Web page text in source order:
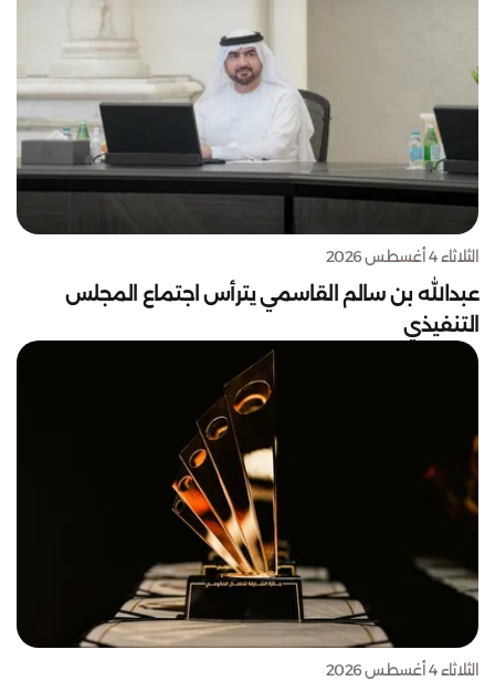
الثلاثاء 4 أغسطس 2026
عبدالله بن سالم القاسمي يترأس اجتماع المجلس
التنفيذي
الثلاثاء 4 أغسطس 2026